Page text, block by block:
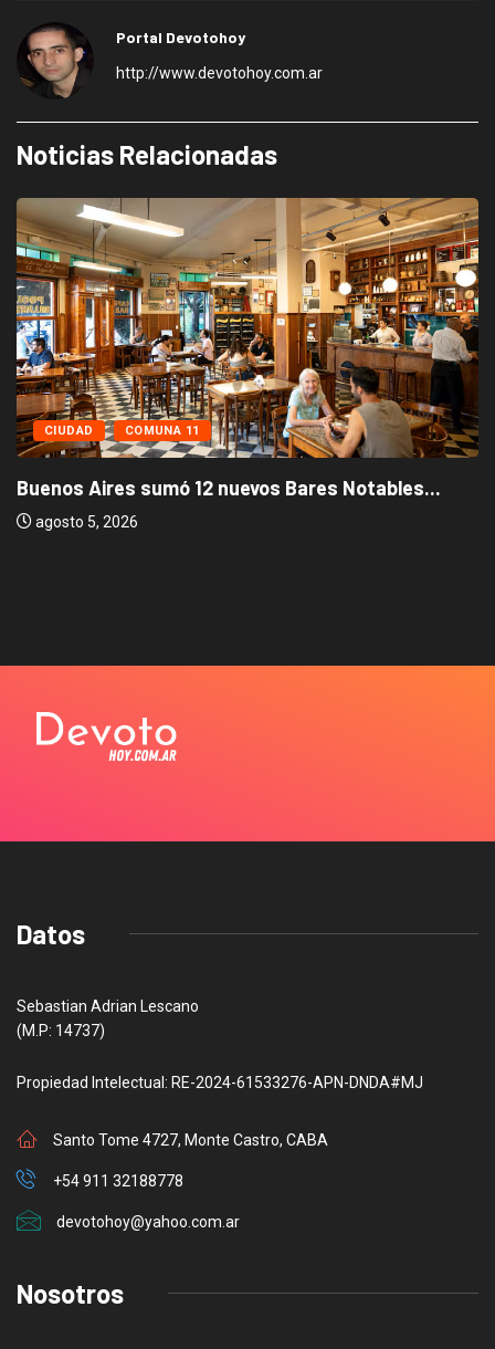
Portal Devotohoy
http://www.devotohoy.com.ar
Noticias Relacionadas
CIUDAD COMUNA 11
Buenos Aires sumó 12 nuevos Bares Notables...
agosto 5, 2026
Datos
Sebastian Adrian Lescano
(M.P: 14737)
Propiedad Intelectual: RE-2024-61533276-APN-DNDA#MJ
Santo Tome 4727, Monte Castro, CABA
+54 911 32188778
devotohoy@yahoo.com.ar
Nosotros